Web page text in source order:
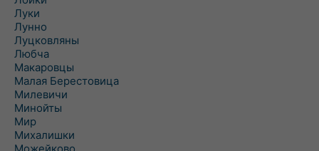
Луки
Лунно
Луцковляны
Любча
Макаровцы
Малая Берестовица
Милевичи
Минойты
Мир
Михалишки